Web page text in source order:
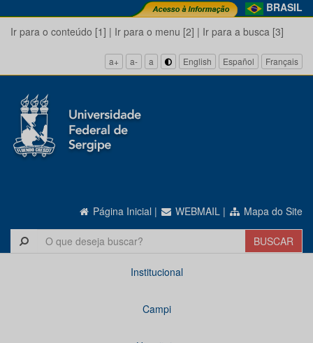
BRASIL
Ir para o conteúdo [1] | Ir para o menu [2] | Ir para a busca [3]
a+ a- a English Español Français
Página Inicial | WEBMAIL | Mapa do Site
Institucional
Campi